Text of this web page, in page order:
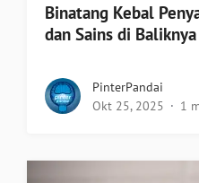
Binatang Kebal
dan Sains di Baliknya
PinterPandai
Okt 25, 2025
1